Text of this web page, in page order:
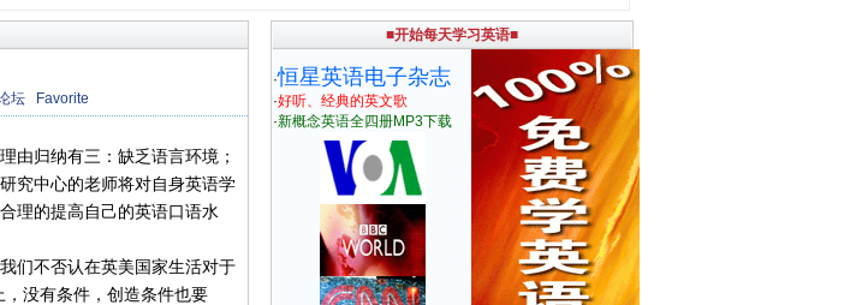
坛 Favorite
由归纳有三：缺乏语言环境；
究中心的老师将对自身英语学
理的提高自己的英语口语水
们不否认在英美国家生活对于
没有条件，创造条件也要
■开始每天学习英语■
·恒星英语电子杂志
·好听、经典的英文歌
·新概念英语全四册MP3下载